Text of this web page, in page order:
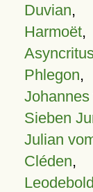
Duvian,
Harmoët,
Phlegon,
Sieben
Julian
Cléden,